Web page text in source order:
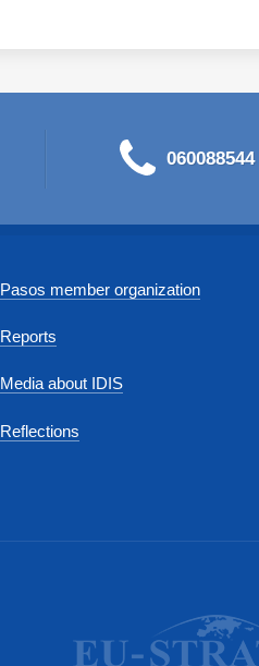
060088544
Pasos member organization
Reports
Media about IDIS
Reflections